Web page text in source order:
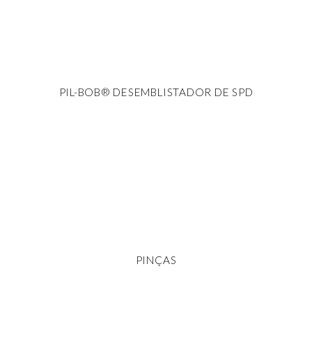
PIL-BOB® DESEMBLISTADOR DE SPD
PINÇAS